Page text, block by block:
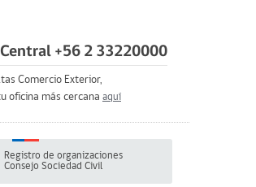
+56 2 33220000
Comercio Exterior,
oficina más cercana aquí
Registro de organizaciones
Consejo Sociedad Civil